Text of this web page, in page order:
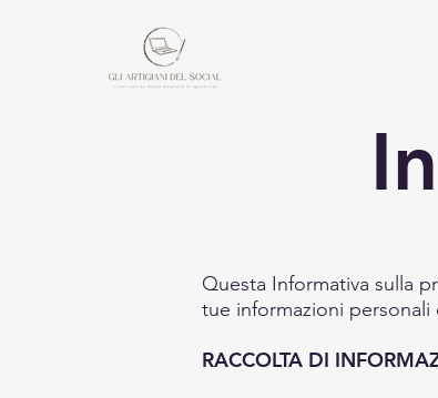
Questa Informativa sulla
tue informazioni
RACCOLTA DI